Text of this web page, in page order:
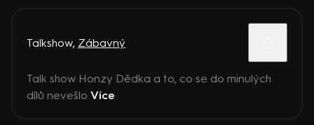
Talkshow, Zábavný
Talk show Honzy Dědka a to, co se do minulých
dílů nevešlo Více